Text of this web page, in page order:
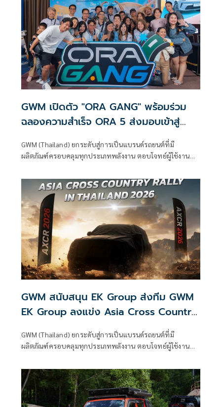
GWM เปิดตัว "ORA GANG" พร้อมร่วม
ฉลองความสำเร็จ ORA 5 ส่งมอบเข้าสู่
GWM (Thailand) ยกระดับสู่การเป็นแบรนด์รถยนต์ที่มี
ผลิตภัณฑ์ครอบคลุมทุกประเภทพลังงาน ตอบโจทย์ผู้ใช้งานทุก
GWM สนับสนุน EK Group ส่งทีม GWM
EK Group ลงแข่ง Asia Cross Country
GWM (Thailand) ยกระดับสู่การเป็นแบรนด์รถยนต์ที่มี
ผลิตภัณฑ์ครอบคลุมทุกประเภทพลังงาน ตอบโจทย์ผู้ใช้งานทุก